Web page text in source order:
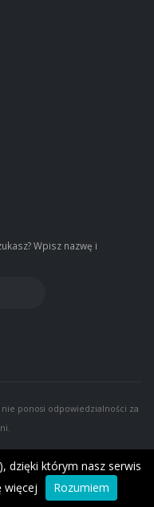
Wpisz nazwę i
ponosi odpowiedzialności za
dzięki którym nasz serwis
więcej Rozumiem